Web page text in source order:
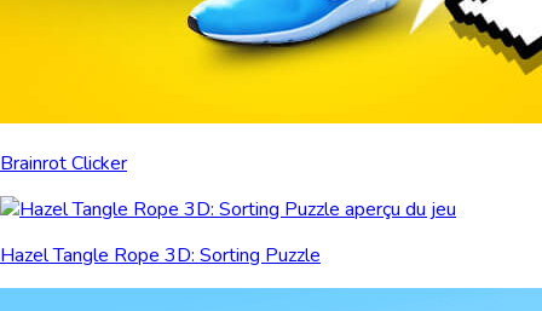
Brainrot Clicker
Hazel Tangle Rope 3D: Sorting Puzzle